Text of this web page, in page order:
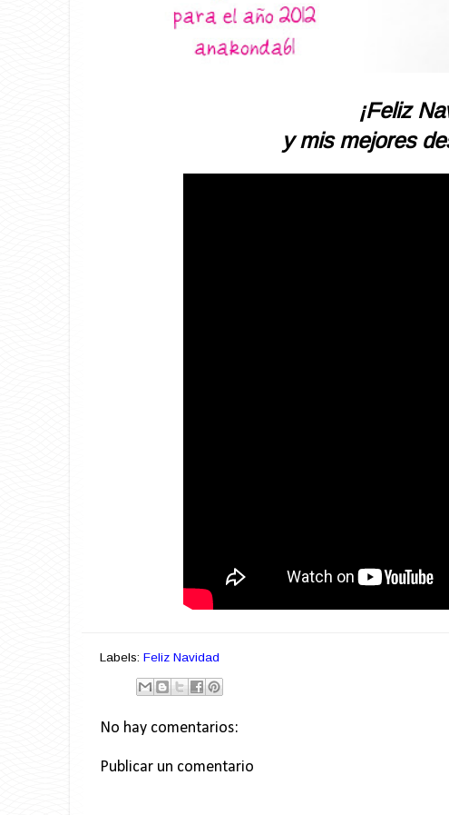
¡Feliz
y mis mejores
Labels: Feliz Navidad
No hay comentarios:
Publicar un comentario